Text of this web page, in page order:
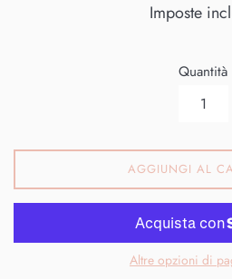
listino
Imposte
Quantità
AGGIUNGI AL
Altre opzioni di